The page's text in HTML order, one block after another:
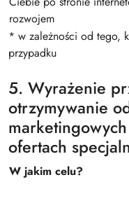
rozwojem
* w zależności od tego,
przypadku
5. Wyrażenie
otrzymywanie
ofertach
W jakim celu?